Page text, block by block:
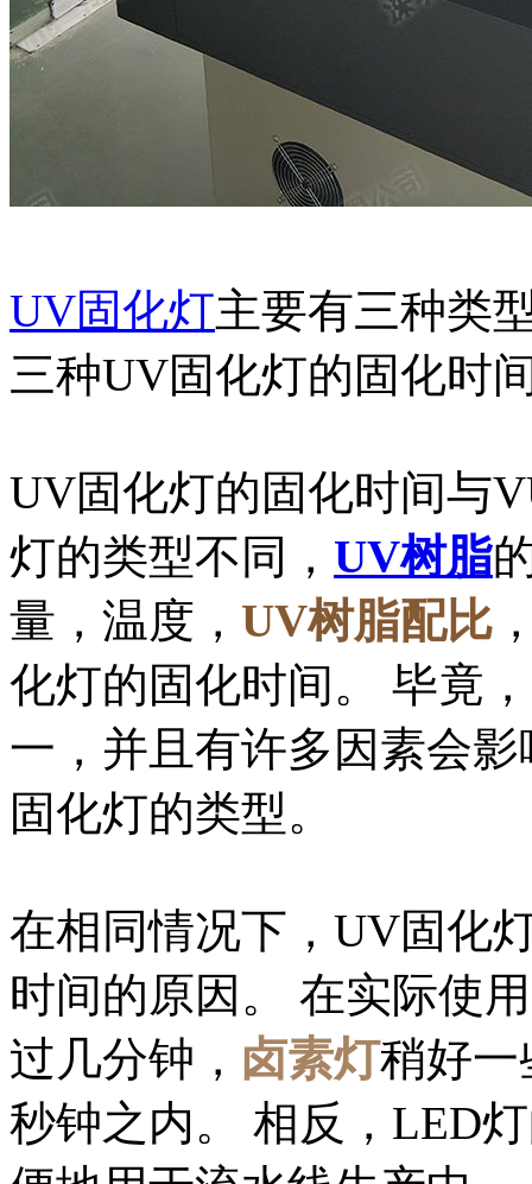
UV固化灯主要有三种类
三种UV固化灯的固化时
UV固化灯的固化时间与
灯的类型不同， UV树脂
量，温度， UV树脂配比
化灯的固化时间。 毕竟，
一，并且有许多因素会
固化灯的类型。
在相同情况下，UV固化
时间的原因。 在实际使
过几分钟， 卤素灯稍好一
秒钟之内。 相反，LED